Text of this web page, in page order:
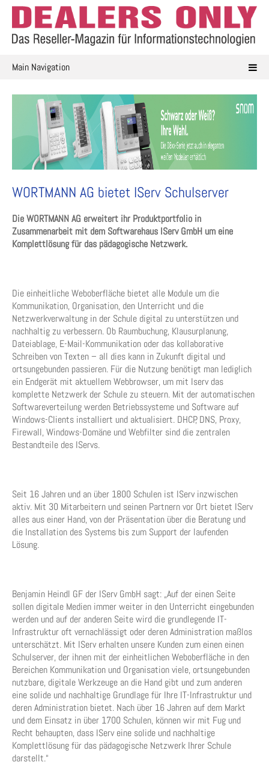
Skip
content
Main Navigation
WORTMANN AG bietet IServ Schulserver
Die WORTMANN AG erweitert ihr Produktportfolio in
Zusammenarbeit mit dem Softwarehaus IServ GmbH um eine
Komplettlösung für das pädagogische Netzwerk.
Die einheitliche Weboberfläche bietet alle Module um die
Kommunikation, Organisation, den Unterricht und die
Netzwerkverwaltung in der Schule digital zu unterstützen und
nachhaltig zu verbessern. Ob Raumbuchung, Klausurplanung,
Dateiablage, E-Mail-Kommunikation oder das kollaborative
Schreiben von Texten – all dies kann in Zukunft digital und
ortsungebunden passieren. Für die Nutzung benötigt man lediglich
ein Endgerät mit aktuellem Webbrowser, um mit Iserv das
komplette Netzwerk der Schule zu steuern. Mit der automatischen
Softwareverteilung werden Betriebssysteme und Software auf
Windows-Clients installiert und aktualisiert. DHCP, DNS, Proxy,
Firewall, Windows-Domäne und Webfilter sind die zentralen
Bestandteile des IServs.
Seit 16 Jahren und an über 1800 Schulen ist IServ inzwischen
aktiv. Mit 30 Mitarbeitern und seinen Partnern vor Ort bietet IServ
alles aus einer Hand, von der Präsentation über die Beratung und
die Installation des Systems bis zum Support der laufenden
Lösung.
Benjamin Heindl GF der IServ GmbH sagt: „Auf der einen Seite
sollen digitale Medien immer weiter in den Unterricht eingebunden
werden und auf der anderen Seite wird die grundlegende IT-
Infrastruktur oft vernachlässigt oder deren Administration maßlos
unterschätzt. Mit IServ erhalten unsere Kunden zum einen einen
Schulserver, der ihnen mit der einheitlichen Weboberfläche in den
Bereichen Kommunikation und Organisation viele, ortsungebunden
nutzbare, digitale Werkzeuge an die Hand gibt und zum anderen
eine solide und nachhaltige Grundlage für Ihre IT-Infrastruktur und
deren Administration bietet. Nach über 16 Jahren auf dem Markt
und dem Einsatz in über 1700 Schulen, können wir mit Fug und
Recht behaupten, dass IServ eine solide und nachhaltige
Komplettlösung für das pädagogische Netzwerk Ihrer Schule
darstellt.“